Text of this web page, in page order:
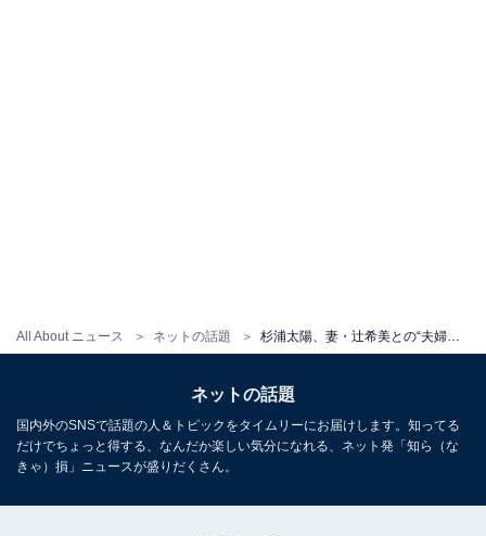
All About ニュース ネットの話題
ネットの話題
国内外のSNSで話題の人＆トピックをタイムリーにお届けします。知ってる
だけでちょっと得する、なんだか楽しい気分になれる、ネット発「知ら（な
きゃ）損」ニュースが盛りだくさん。